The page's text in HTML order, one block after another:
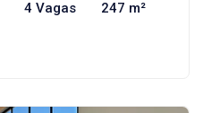
4 Vagas 247 m²